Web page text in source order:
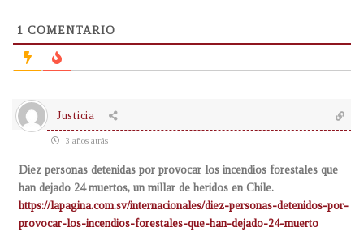
1 COMENTARIO
Justicia
3 años atrás
Diez personas detenidas por provocar los incendios forestales que
han dejado 24 muertos, un millar de heridos en Chile.
https://lapagina.com.sv/internacionales/diez-personas-detenidos-por-
provocar-los-incendios-forestales-que-han-dejado-24-muerto